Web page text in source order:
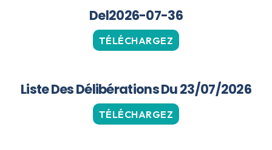
Del2026-07-36
TÉLÉCHARGEZ
Liste Des Délibérations Du 23/07/2026
TÉLÉCHARGEZ